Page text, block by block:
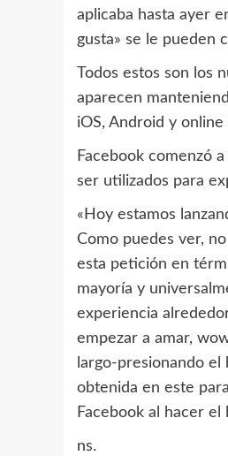
aplicaba hasta ayer
gusta» se le pueden
Todos estos son
aparecen
iOS, Android y online
Facebook comenzó
ser utilizados para
«Hoy estamos
Como puedes ver,
esta petición en
mayoría y
experiencia
empezar a amar,
largo-presionando
obtenida en este
Facebook al hacer
ns.